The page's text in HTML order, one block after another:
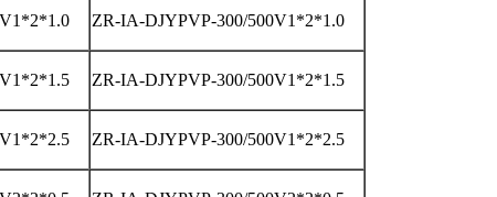
ZR-IA-DJYPVP-300/500V1*2*1.0
ZR-IA-DJYPVP-300/500V1*2*1.5
ZR-IA-DJYPVP-300/500V1*2*2.5